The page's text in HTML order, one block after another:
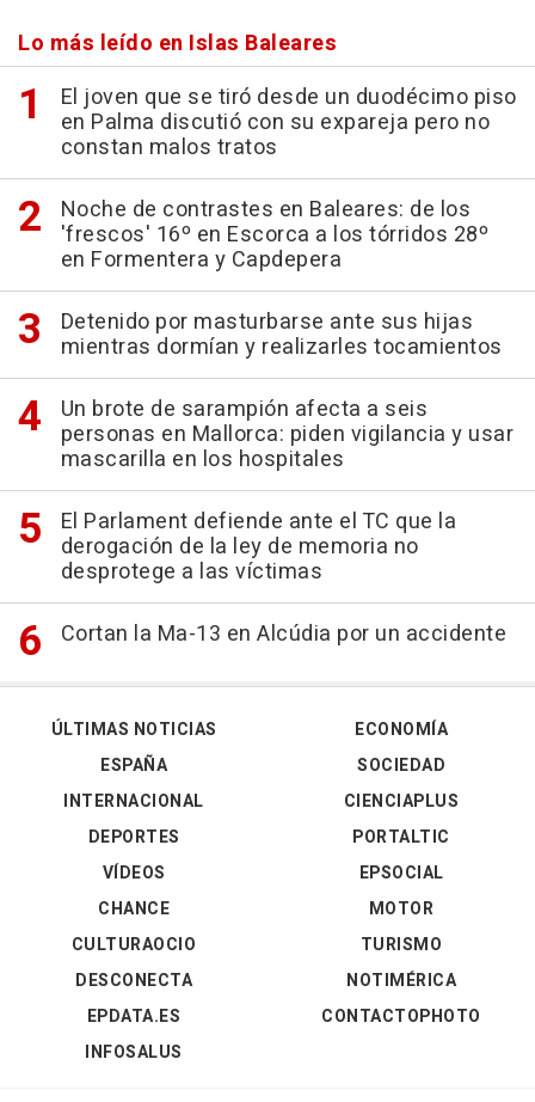
Lo más leído en Islas Baleares
El joven que se tiró desde un duodécimo piso
en Palma discutió con su expareja pero no
constan malos tratos
Noche de contrastes en Baleares: de los
'frescos' 16º en Escorca a los tórridos 28º
en Formentera y Capdepera
Detenido por masturbarse ante sus hijas
mientras dormían y realizarles tocamientos
Un brote de sarampión afecta a seis
personas en Mallorca: piden vigilancia y usar
mascarilla en los hospitales
El Parlament defiende ante el TC que la
derogación de la ley de memoria no
desprotege a las víctimas
Cortan la Ma-13 en Alcúdia por un accidente
ÚLTIMAS NOTICIAS
ESPAÑA
INTERNACIONAL
DEPORTES
VÍDEOS
ECONOMÍA
SOCIEDAD
CIENCIAPLUS
PORTALTIC
EPSOCIAL
CHANCE
CULTURAOCIO
DESCONECTA
EPDATA.ES
INFOSALUS
MOTOR
TURISMO
NOTIMÉRICA
CONTACTOPHOTO